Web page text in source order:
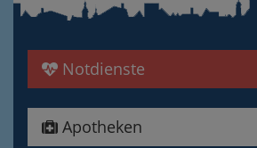
Notdienste
Apotheken